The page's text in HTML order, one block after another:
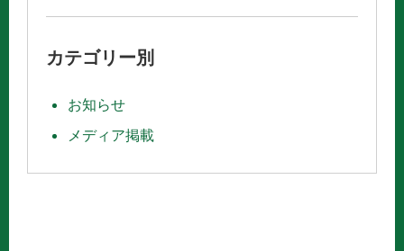
カテゴリー別
お知らせ
メディア掲載